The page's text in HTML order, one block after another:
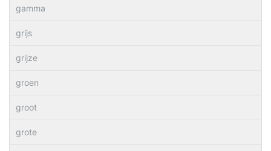
gamma
grijs
grijze
groen
groot
grote